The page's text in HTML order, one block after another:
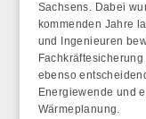
Sachsens. Dabei
kommenden Jahre
und Ingenieuren
ebenso
Energiewende und
Wärmeplanung.